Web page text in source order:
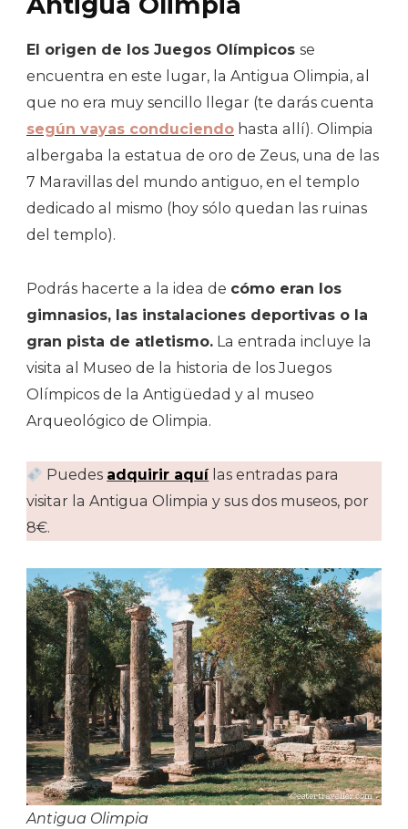
El origen de los Juegos Olímpicos se
encuentra en este lugar, la Antigua Olimpia, al
que no era muy sencillo llegar (te darás cuenta
según vayas conduciendo hasta allí). Olimpia
albergaba la estatua de oro de Zeus, una de las
7 Maravillas del mundo antiguo, en el templo
dedicado al mismo (hoy sólo quedan las ruinas
del templo).
Podrás hacerte a la idea de cómo eran los
gimnasios, las instalaciones deportivas o la
gran pista de atletismo. La entrada incluye la
visita al Museo de la historia de los Juegos
Olímpicos de la Antigüedad y al museo
Arqueológico de Olimpia.
Puedes adquirir aquílas entradas para
visitar la Antigua Olimpia y sus dos museos, por
8€.
Antigua Olimpia